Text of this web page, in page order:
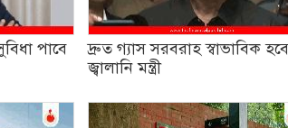
পাবে
দ্রুত গ্যাস সরবরাহ স্বাভাবিক
জ্বালানি মন্ত্রী